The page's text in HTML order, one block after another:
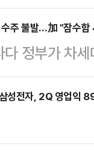
라 개발, 인력…
망치(컨센서
다.이는 지난
권가에서는
은 90조…
주 불발…加 "잠수함
다 정부가 차
나다 총리실
바스코샤주
와 캐나
성전자, 2Q 영업익